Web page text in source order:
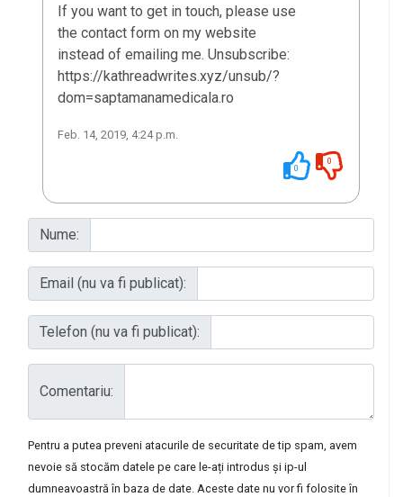
If you want to get in touch, please use
the contact form on my website
instead of emailing me. Unsubscribe:
https://kathreadwrites.xyz/unsub/?
dom=saptamanamedicala.ro
Feb. 14, 2019, 4:24 p.m.
0
0
Nume:
Email (nu va fi publicat):
Telefon (nu va fi publicat):
Comentariu:
Pentru a putea preveni atacurile de securitate de tip spam, avem
nevoie să stocăm datele pe care le-ați introdus și ip-ul
dumneavoastră în baza de date. Aceste date nu vor fi folosite în